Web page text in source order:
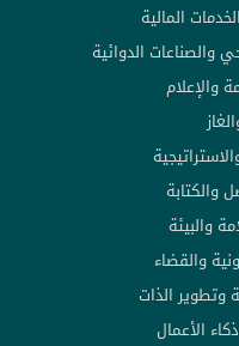
المالية
والصناعات الدوائية
والإعلام
والكتابة
والبيئة
والقضاء
وتطوير الذات
الأعمال